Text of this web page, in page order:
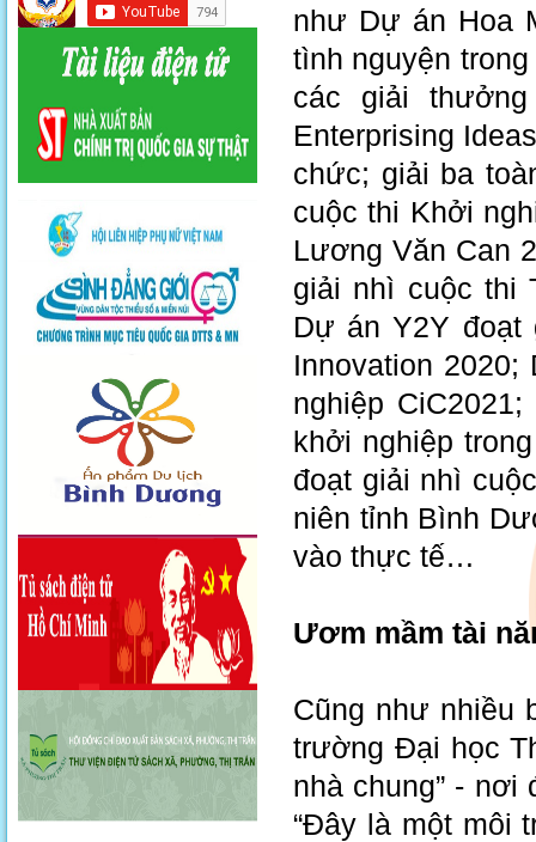
như Dự án Hoa
tình nguyện
các giải
Enterprising
chức; giải ba
cuộc thi Khởi
Lương Văn Can
giải nhì cuộc thi
Dự án Y2Y đoạt
Innovation
nghiệp
khởi nghiệp
đoạt giải nhì
niên tỉnh Bình
vào thực tế…
Ươm mầm tài
Cũng như nhiều
trường Đại học
nhà chung” - nơi
“Đây là một môi